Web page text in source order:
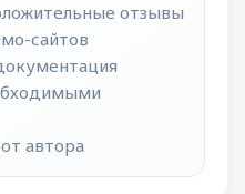
отзывы
сайтов
автора